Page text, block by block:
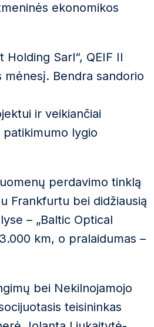
ekonomikos
Sarl“, QEIF II
Bendra sandorio
ir veikiančiai
patikimumo lygio
perdavimo tinklą
Frankfurtu bei didžiausią
– „Baltic Optical
km, o pralaidumas –
bei Nekilnojamojo
teisininkas